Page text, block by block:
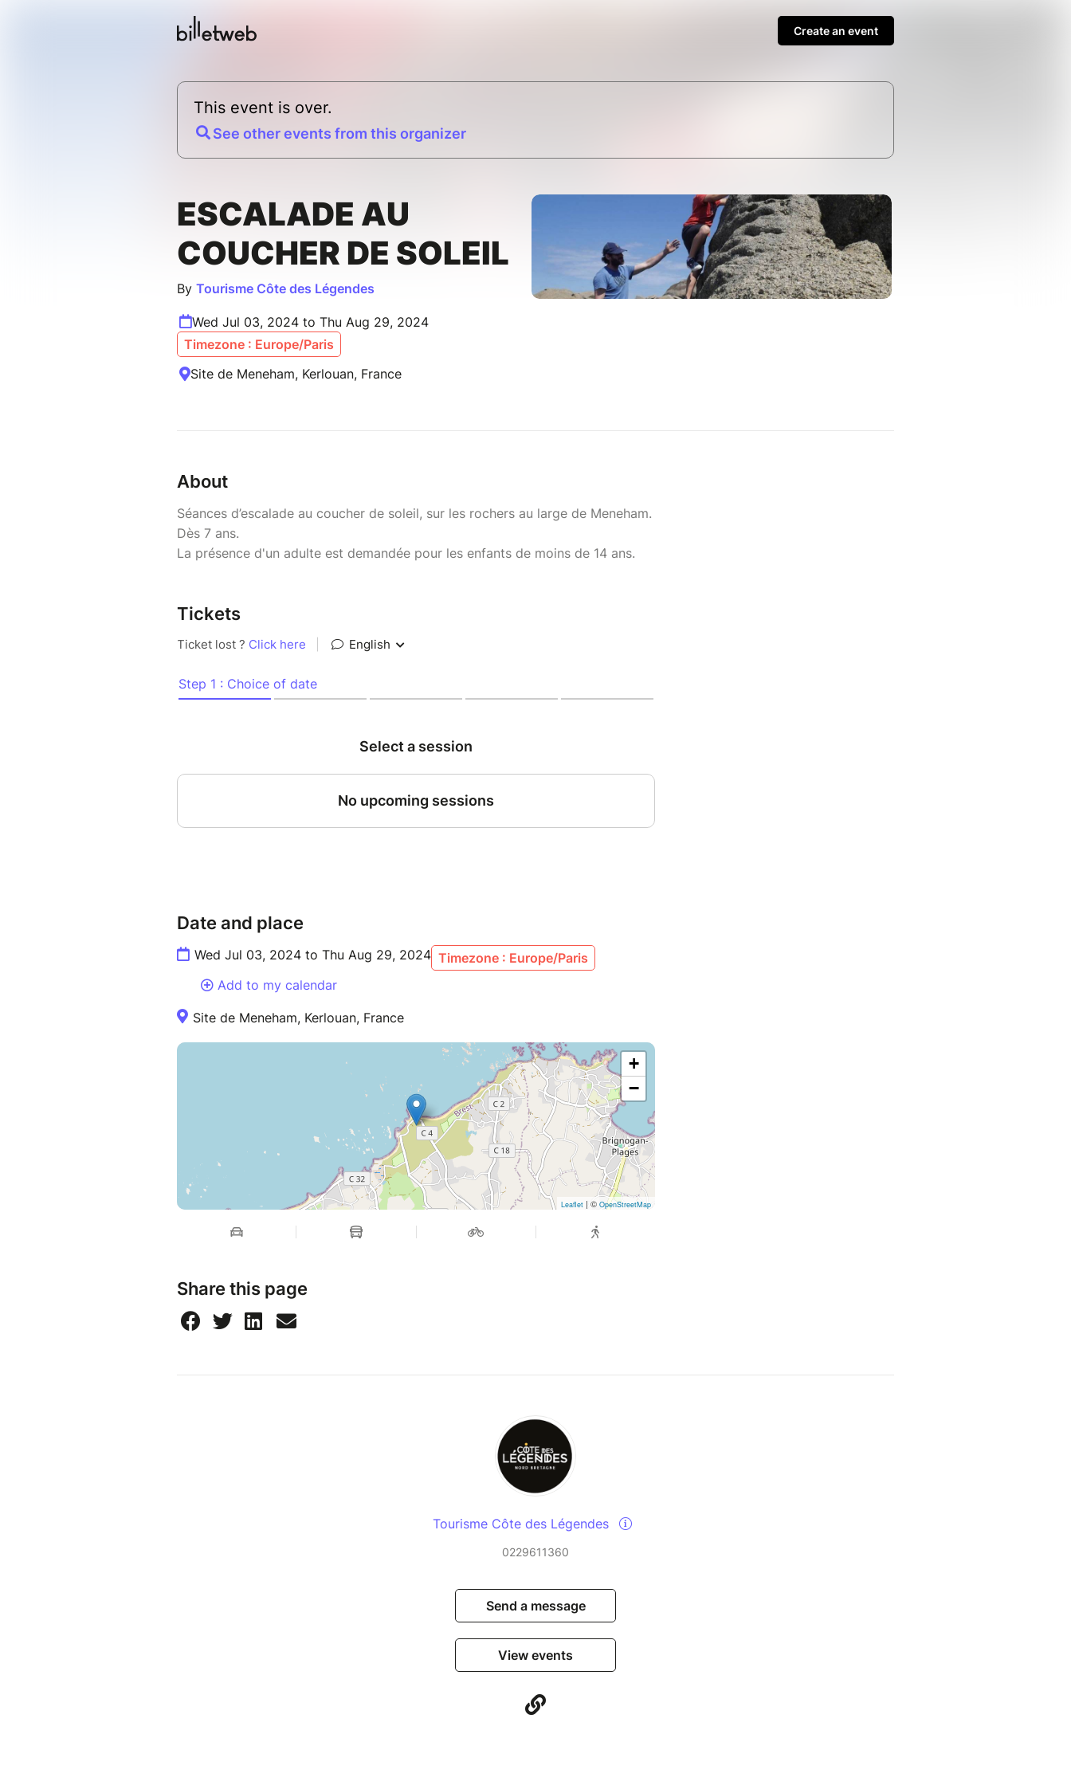
Create an event
This event is over.
See other events from this organizer
ESCALADE AU
COUCHER DE SOLEIL
By Tourisme Côte des Légendes
Wed Jul 03, 2024 to Thu Aug 29, 2024
Timezone : Europe/Paris
Site de Meneham, Kerlouan, France
About
Séances d’escalade au coucher de soleil, sur les rochers au large de Meneham.
Dès 7 ans.
La présence d'un adulte est demandée pour les enfants de moins de 14 ans.
Tickets
Date and place
Wed Jul 03, 2024 to Thu Aug 29, 2024 Timezone : Europe/Paris
Add to my calendar
Site de Meneham, Kerlouan, France
+
−
Leaflet | © OpenStreetMap
Share this page
Tourisme Côte des Légendes
0229611360
Send a message
View events